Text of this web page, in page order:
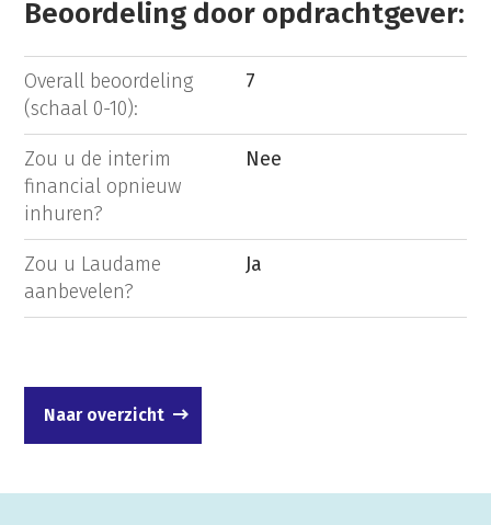
Beoordeling door opdrachtgever:
Overall beoordeling
(schaal 0-10):
7
Zou u de interim
financial opnieuw
inhuren?
Nee
Zou u Laudame
aanbevelen?
Ja
Naar overzicht